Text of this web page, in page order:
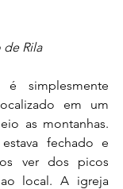
Rila
em um
as montanhas.
fechado e
ver dos picos
local. A igreja